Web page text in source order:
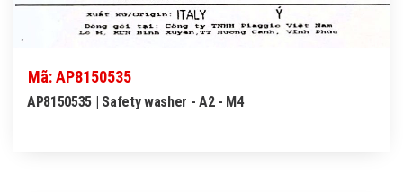
Mã: AP8150535
AP8150535 | Safety washer - A2 - M4